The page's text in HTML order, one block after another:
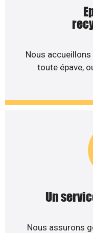
Nous
toute épave,
Un
Nous assurons